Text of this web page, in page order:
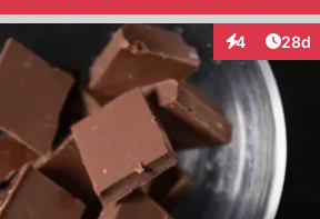
4
Interaktionen
28d